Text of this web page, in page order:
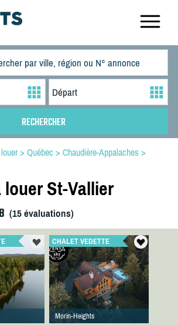
> Québec > Chaudière-Appalaches >
louer St-Vallier
(15évaluations)
CHALET VEDETTE
Morin-Heights